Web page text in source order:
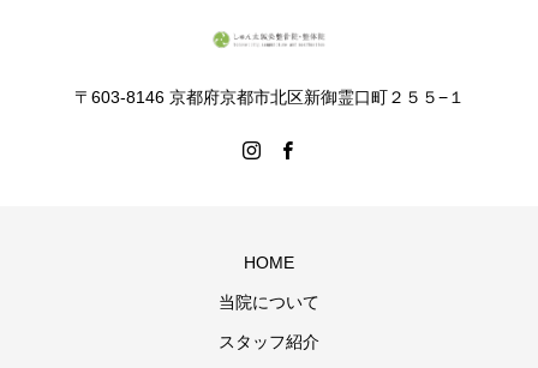
〒603-8146 京都府京都市北区新御霊口町２５５−１
HOME
当院について
スタッフ紹介